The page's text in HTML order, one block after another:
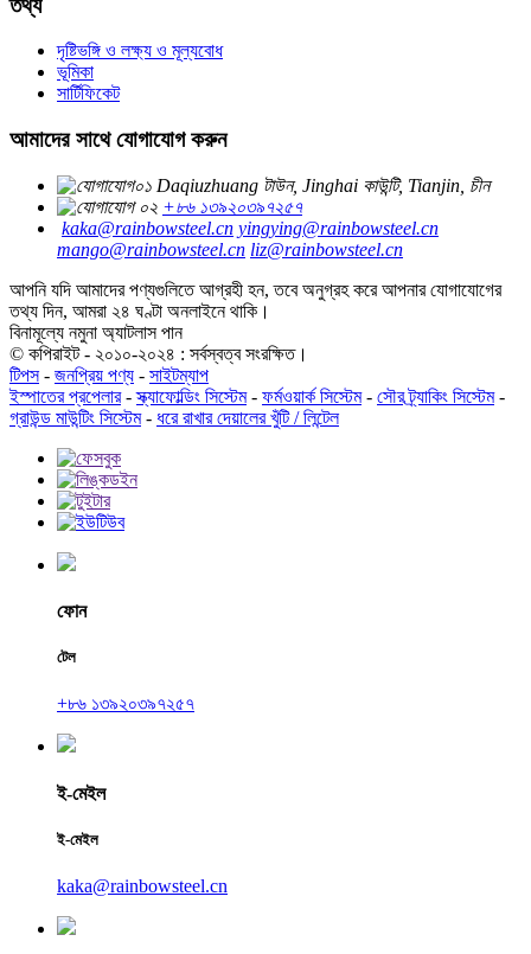
দৃষ্টিভঙ্গি ও লক্ষ্য ও মূল্যবোধ
ভূমিকা
সার্টিফিকেট
আমাদের সাথে যোগাযোগ করুন
Daqiuzhuang টাউন, Jinghai কাউন্টি, Tianjin, চীন
+৮৬ ১৩৯২০৩৯৭২৫৭
kaka@rainbowsteel.cn yingying@rainbowsteel.cn
mango@rainbowsteel.cn liz@rainbowsteel.cn
আপনি যদি আমাদের পণ্যগুলিতে আগ্রহী হন, তবে অনুগ্রহ করে আপনার যোগাযোগের
তথ্য দিন, আমরা ২৪ ঘণ্টা অনলাইনে থাকি।
বিনামূল্যে নমুনা অ্যাটলাস পান
© কপিরাইট - ২০১০-২০২৪ : সর্বস্বত্ব সংরক্ষিত।
টিপস- জনপ্রিয় পণ্য - সাইটম্যাপ
ইস্পাতের প্রপেলার-স্ক্যাফোল্ডিং সিস্টেম- ফর্মওয়ার্ক সিস্টেম- সৌর ট্র্যাকিং সিস্টেম-
গ্রাউন্ড মাউন্টিং সিস্টেম- ধরে রাখার দেয়ালের খুঁটি / লিন্টেল
ফোন
টেল
+৮৬ ১৩৯২০৩৯৭২৫৭
ই-মেইল
ই-মেইল
kaka@rainbowsteel.cn